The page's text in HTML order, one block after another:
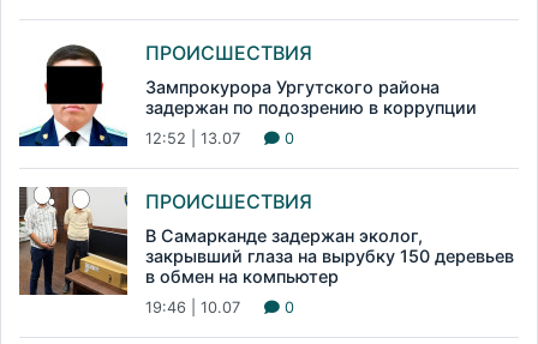
ПРОИСШЕСТВИЯ
Зампрокурора Ургутского района
задержан по подозрению в коррупции
12:52 | 13.07 0
ПРОИСШЕСТВИЯ
В Самарканде задержан эколог,
закрывший глаза на вырубку 150 деревьев
в обмен на компьютер
19:46 | 10.07 0